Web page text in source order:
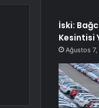
İski:
Kesintisi
Ağustos